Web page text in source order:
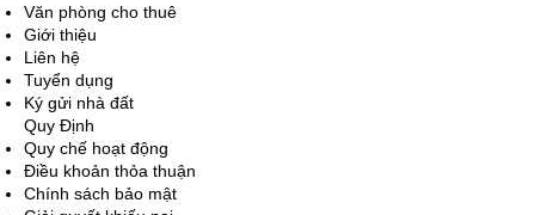
Văn phòng cho thuê
Giới thiệu
Liên hệ
Tuyển dụng
Ký gửi nhà đất
Quy Định
Quy chế hoạt động
Điều khoản thỏa thuận
Chính sách bảo mật